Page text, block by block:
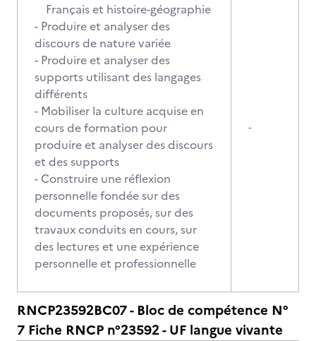
Français et histoire-géographie
- Produire et analyser des
discours de nature variée
- Produire et analyser des
supports utilisant des langages
différents
- Mobiliser la culture acquise en
cours de formation pour
produire et analyser des discours
et des supports
- Construire une réflexion
personnelle fondée sur des
documents proposés, sur des
travaux conduits en cours, sur
des lectures et une expérience
personnelle et professionnelle
-
RNCP23592BC07 - Bloc de compétence N°
7 Fiche RNCP n°23592 - UF langue vivante